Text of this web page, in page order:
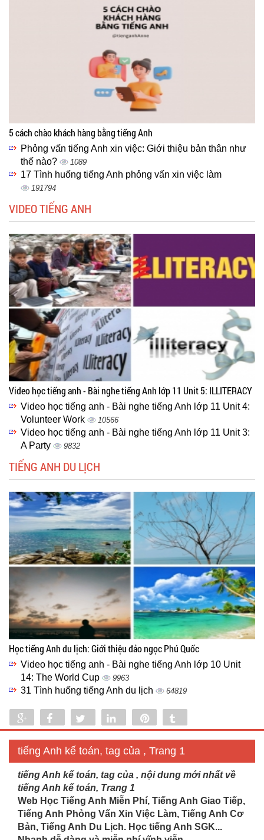
5 cách chào khách hàng bằng tiếng Anh
Phỏng vấn tiếng Anh xin việc: Giới thiệu bản thân như
thế nào?
1089
17 Tình huống tiếng Anh phỏng vấn xin việc làm
191794
VIDEO TIẾNG ANH
Video học tiếng anh - Bài nghe tiếng Anh lớp 11 Unit 5: ILLITERACY
Video học tiếng anh - Bài nghe tiếng Anh lớp 11 Unit 4:
Volunteer Work
10566
Video học tiếng anh - Bài nghe tiếng Anh lớp 11 Unit 3:
A Party
9832
TIẾNG ANH DU LỊCH
Học tiếng Anh du lịch: Giới thiệu đảo ngọc Phú Quốc
Video học tiếng anh - Bài nghe tiếng Anh lớp 10 Unit
14: The World Cup
9963
31 Tình huống tiếng Anh du lịch 64819
Share Share Tweet Share
tiếng Anh kế toán, tag của , Trang 1
tiếng Anh kế toán, tag của , nội dung mới nhất về
tiếng Anh kế toán, Trang 1
Web Học Tiếng Anh Miễn Phí, Tiếng Anh Giao Tiếp,
Tiếng Anh Phỏng Vấn Xin Việc Làm, Tiếng Anh Cơ
Bản, Tiếng Anh Du Lịch. Học tiếng Anh SGK...